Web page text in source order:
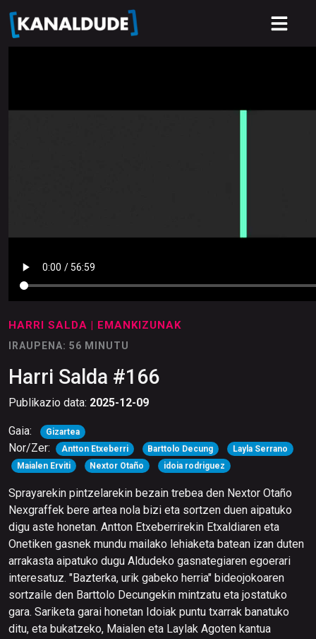
HARRI SALDA | EMANKIZUNAK
IRAUPENA: 56 MINUTU
Harri Salda #166
Publikazio data: 2025-12-09
Gaia: Gizartea
Nor/Zer: Antton Etxeberri Barttolo Decung
Layla Serrano
Maialen Erviti
Nextor Otaño idoia rodriguez
Sprayarekin pintzelarekin bezain trebea den Nextor Otaño
Nexgraffek bere artea nola bizi eta sortzen duen aipatuko
digu aste honetan. Antton Etxeberrirekin Etxaldiaren eta
Onetiken gasnek mundu mailako lehiaketa batean izan duten
arrakasta aipatuko dugu Aldudeko gasnategiaren egoerari
interesatuz. "Bazterka, urik gabeko herria" bideojokoaren
sortzaile den Barttolo Decungekin mintzatu eta jostatuko
gara. Sariketa garai honetan Idoiak puntu txarrak banatuko
ditu, eta bukatzeko, Maialen eta Laylak Agoten kantua